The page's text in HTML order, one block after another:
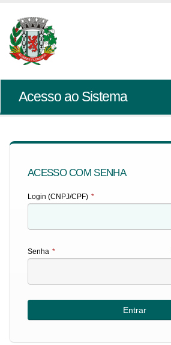
Acesso ao Sistema
ACESSO COM SENHA
Login (CNPJ/CPF) *
Senha *